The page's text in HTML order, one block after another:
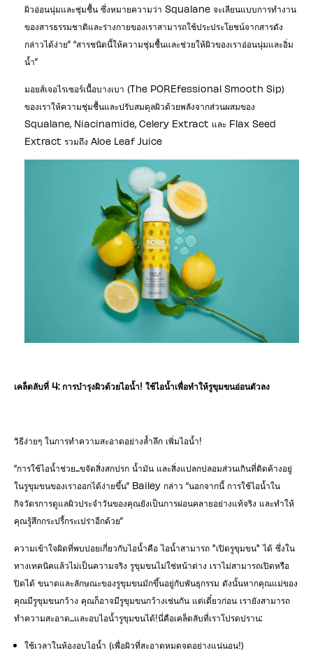
ผิวอ่อนนุ่มและชุ่มชื้น ซึ่งหมายความว่า Squalane จะเลียนแบบการทำงาน
ของสารธรรมชาติและร่างกายของเราสามารถใช้ประประโยชน์จากสารดัง
กล่าวได้ง่าย” “สารชนิดนี้ให้ความชุ่มชื้นและช่วยให้ผิวของเราอ่อนนุ่มและอิ่ม
น้ำ”
มอยส์เจอไรเซอร์เนื้อบางเบา (The POREfessional Smooth Sip)
ของเราให้ความชุ่มชื้นและปรับสมดุลผิวด้วยพลังจากส่วนผสมของ
Squalane, Niacinamide, Celery Extract และ Flax Seed
Extract รวมถึง Aloe Leaf Juice
เคล็ดลับที่ 4: การบำรุงผิวด้วยไอน้ำ! ใช้ไอน้ำเพื่อทำให้รูขุมขนอ่อนตัวลง
วิธีง่ายๆ ในการทำความสะอาดอย่างล้ำลึก เพิ่มไอน้ำ!
“การใช้ไอน้ำช่วย...ขจัดสิ่งสกปรก น้ำมัน และสิ่งแปลกปลอมส่วนเกินที่ติดค้างอยู่
ในรูขุมขนของเราออกได้ง่ายขึ้น” Bailey กล่าว “นอกจากนี้ การใช้ไอน้ำใน
กิจวัตรการดูแลผิวประจำวันของคุณยังเป็นการผ่อนคลายอย่างแท้จริง และทำให้
คุณรู้สึกกระปรี้กระเปร่าอีกด้วย”
ความเข้าใจผิดที่พบบ่อยเกี่ยวกับไอน้ำคือ ไอน้ำสามารถ "เปิดรูขุมขน" ได้ ซึ่งใน
ทางเทคนิคแล้วไม่เป็นความจริง รูขุมขนไม่ใช่หน้าต่าง เราไม่สามารถเปิดหรือ
ปิดได้ ขนาดและลักษณะของรูขุมขนมักขึ้นอยู่กับพันธุกรรม ดังนั้นหากคุณแม่ของ
คุณมีรูขุมขนกว้าง คุณก็อาจมีรูขุมขนกว้างเช่นกัน แต่เดี๋ยวก่อน เรายังสามารถ
ทำความสะอาด...และอบไอน้ำรูขุมขนได้!นี่คือเคล็ดลับที่เราโปรดปราน:
ใช้เวลาในห้องอบไอน้ำ (เพื่อผิวที่สะอาดหมดจดอย่างแน่นอน!)